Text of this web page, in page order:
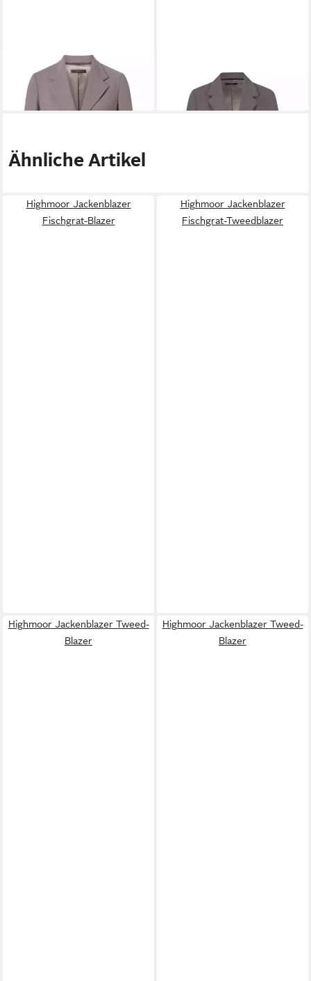
WINDSORJackenblazer
grau,Business,Polyester,Unifarben,Reverskragen,Lang,Slim
229,49 € 224,49 €
Ähnliche Artikel
Highmoor Jackenblazer
Fischgrat-Blazer
Highmoor Jackenblazer
Fischgrat-Tweedblazer
Highmoor Jackenblazer Tweed-
Blazer
Highmoor Jackenblazer Tweed-
Blazer